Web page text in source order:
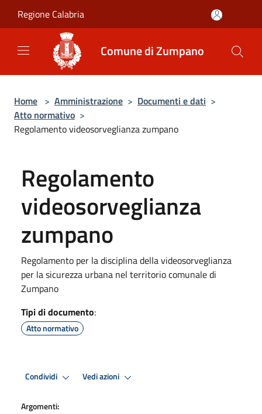
Regione Calabria
Comune di Zumpano
Home > Amministrazione > Documenti e dati >
Atto normativo >
Regolamento videosorveglianza zumpano
Regolamento
videosorveglianza
zumpano
Regolamento per la disciplina della videosorveglianza
per la sicurezza urbana nel territorio comunale di
Zumpano
Tipi di documento:
Atto normativo
Condividi Vedi azioni
Argomenti: